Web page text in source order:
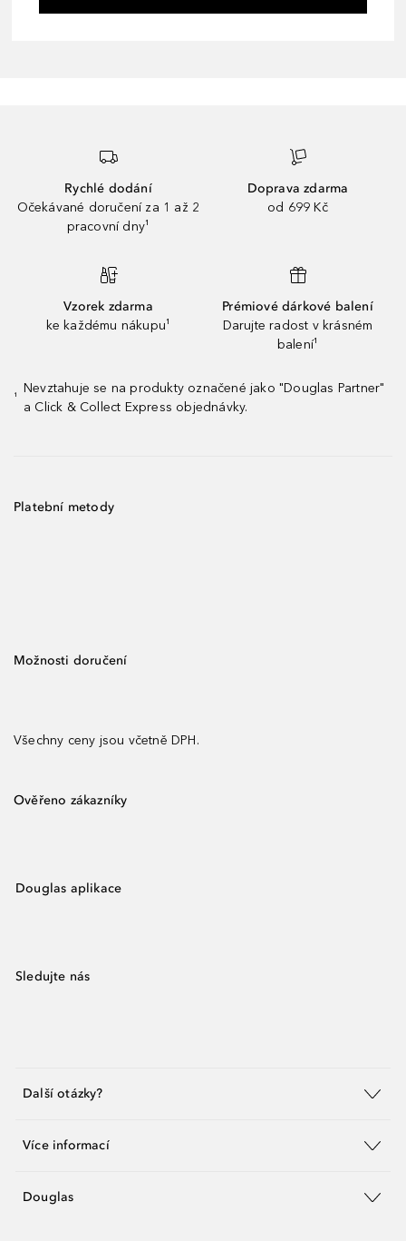
Rychlé dodání
Očekávané doručení za 1 až 2
pracovní dny¹
Doprava zdarma
od 699 Kč
Vzorek zdarma
ke každému nákupu¹
Prémiové dárkové balení
Darujte radost v krásném
balení¹
¹
Nevztahuje se na produkty označené jako "Douglas Partner"
a Click & Collect Express objednávky.
Platební metody
Možnosti doručení
Všechny ceny jsou včetně DPH.
Ověřeno zákazníky
Douglas aplikace
Sledujte nás
Další otázky?
Více informací
Douglas